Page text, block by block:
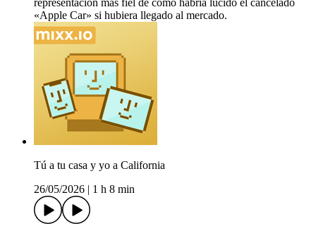
representación más fiel de cómo habría lucido el cancelado
«Apple Car» si hubiera llegado al mercado.
Tú a tu casa y yo a California
26/05/2026
1 h 8 min